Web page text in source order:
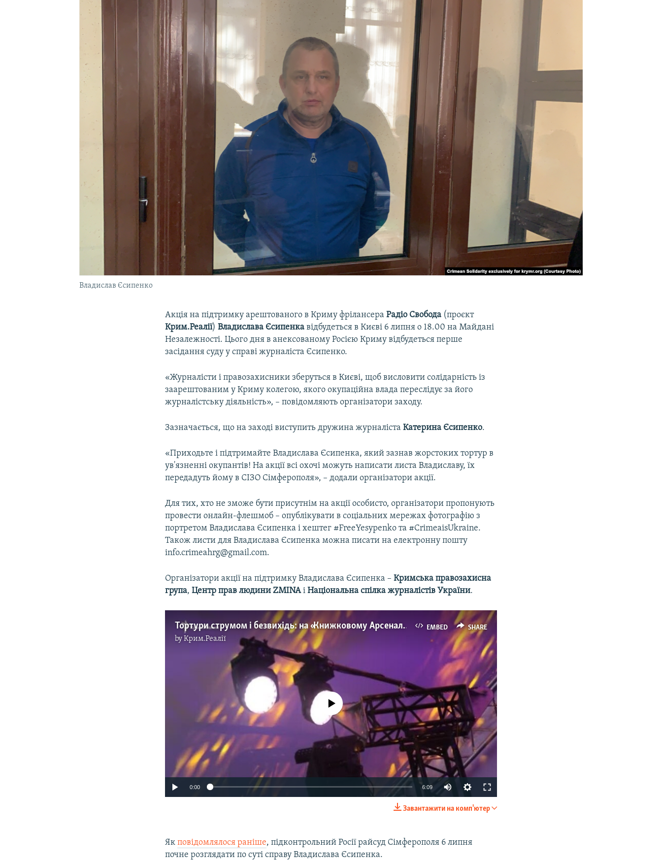
УКРАЇНСЬКА ПРОБЛЕМА КРИМУ
Владислав Єсипенко
Акція на підтримку арештованого в Криму фрілансераРадіо Свобода (проєкт
Крим.Реалії)Владислава Єсипенка відбудеться в Києві 6 липня о 18.00 на Майдані
Незалежності. Цього дня в анексованому Росією Криму відбудеться перше
засідання суду у справі журналіста Єсипенко.
«Журналісти і правозахисники зберуться в Києві, щоб висловити солідарність із
заарештованим у Криму колегою, якого окупаційна влада переслідує за його
журналістську діяльність», – повідомляють організатори заходу.
Зазначається, що на заході виступить дружина журналістаКатерина Єсипенко.
«Приходьте і підтримайте Владислава Єсипенка, який зазнав жорстоких тортур в
ув'язненні окупантів! На акції всі охочі можуть написати листа Владиславу, їх
передадуть йому в СІЗО Сімферополя», – додали організатори акції.
Для тих, хто не зможе бути присутнім на акції особисто, організатори пропонують
провести онлайн-флешмоб – опублікувати в соціальних мережах фотографію з
портретом Владислава Єсипенка і хештег #FreeYesypenko та #CrimeaisUkraine.
Також листи для Владислава Єсипенка можна писати на електронну пошту
info.crimeahrg@gmail.com.
Організатори акції на підтримку Владислава Єсипенка –Кримська правозахисна
група,Центр прав людини ZMINAіНаціональна спілка журналістів України.
EMBED SHARE
Тортури струмом і безвихідь: на «Книжковому Арсеналі» прочитали лист заарештованого в Криму фрілансера Владислава Єсипенка (відео)
byКрим.Реалії
No media source currently available
0:00 6:09
Завантажити на комп'ютер
Якповідомлялося раніше, підконтрольний Росії райсуд Сімферополя 6 липня
почне розглядати по суті справу Владислава Єсипенка.